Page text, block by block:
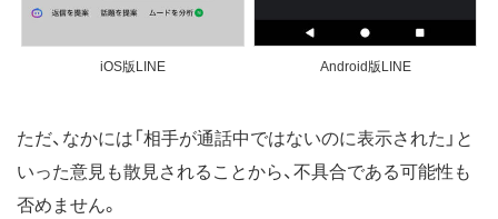
iOS版LINE Android版LINE
ただ、なかには「相手が通話中ではないのに表示された」と
いった意見も散見されることから、不具合である可能性も
否めません。